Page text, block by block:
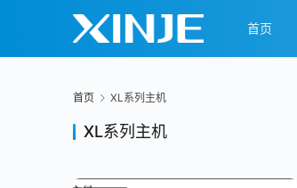
首页
首页 XL系列主机
XL系列主机